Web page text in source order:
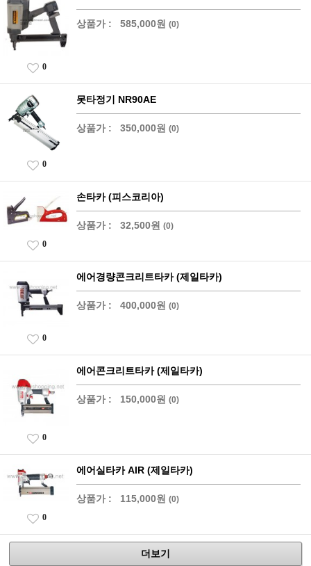
상품가 : 585,000원 (0)
0
못타정기 NR90AE
상품가 : 350,000원 (0)
0
손타카 (피스코리아)
상품가 : 32,500원 (0)
0
에어경량콘크리트타카 (제일타카)
상품가 : 400,000원 (0)
0
에어콘크리트타카 (제일타카)
상품가 : 150,000원 (0)
0
에어실타카 AIR (제일타카)
상품가 : 115,000원 (0)
0
더보기